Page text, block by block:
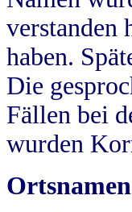
verstanden
haben.
Die
Fällen bei
wurden
Ortsnamen